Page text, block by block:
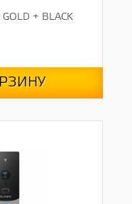
+ BLACK